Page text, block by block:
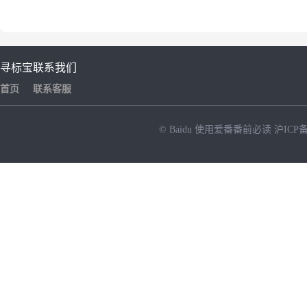
寻标宝
首页
联系我们
联系客服
© Baidu 使用爱番番前必读 沪ICP